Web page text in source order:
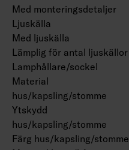
Med monteringsdetaljer
Ljuskälla
Med ljuskälla
Lämplig för antal ljuskällor
Lamphållare/sockel
Material
hus/kapsling/stomme
Ytskydd
hus/kapsling/stomme
Färg hus/kapsling/stomme